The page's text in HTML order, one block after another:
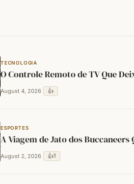
TECNOLOGIA
O Controle Remoto de TV Que
August 4, 2026 👍
ESPORTES
A Viagem de Jato dos Buccaneers
August 2, 2026 👍1